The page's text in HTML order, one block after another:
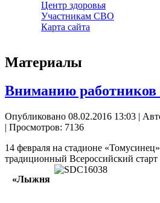
Центр здоровья
Участникам СВО
Карта сайта
Материалы
Вниманию
Опубликовано 08.02.2016 13:03 |
| Просмотров: 7136
14 февраля на стадионе
традиционный Всероссийский старт
«Лыжня